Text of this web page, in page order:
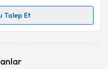
Talep Et
bu uzmandan randevu